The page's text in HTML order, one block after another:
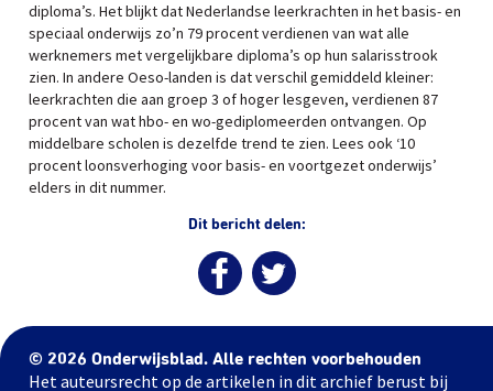
diploma’s. Het blijkt dat Nederlandse leerkrachten in het basis- en
speciaal onderwijs zo’n 79 procent verdienen van wat alle
werknemers met vergelijkbare diploma’s op hun salarisstrook
zien. In andere Oeso-landen is dat verschil gemiddeld kleiner:
leerkrachten die aan groep 3 of hoger lesgeven, verdienen 87
procent van wat hbo- en wo-gediplomeerden ontvangen. Op
middelbare scholen is dezelfde trend te zien. Lees ook ‘10
procent loonsverhoging voor basis- en voortgezet onderwijs’
elders in dit nummer.
Dit bericht delen:
© 2026 Onderwijsblad. Alle rechten voorbehouden
Het auteursrecht op de artikelen in dit archief berust bij